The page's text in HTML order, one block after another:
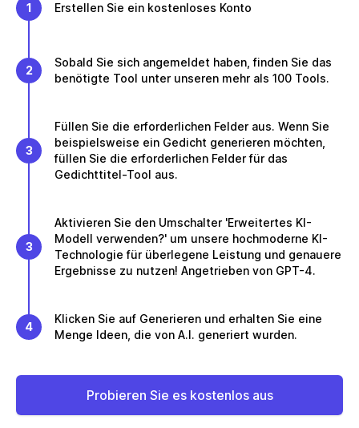
1 Erstellen Sie ein kostenloses Konto
2
Sobald Sie sich angemeldet haben, finden Sie das
benötigte Tool unter unseren mehr als 100 Tools.
3
Füllen Sie die erforderlichen Felder aus. Wenn Sie
beispielsweise ein Gedicht generieren möchten,
füllen Sie die erforderlichen Felder für das
Gedichttitel-Tool aus.
3
Aktivieren Sie den Umschalter 'Erweitertes KI-
Modell verwenden?' um unsere hochmoderne KI-
Technologie für überlegene Leistung und genauere
Ergebnisse zu nutzen! Angetrieben von GPT-4.
4
Klicken Sie auf Generieren und erhalten Sie eine
Menge Ideen, die von A.I. generiert wurden.
Probieren Sie es kostenlos aus